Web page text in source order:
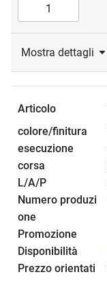
Mostra dettagli